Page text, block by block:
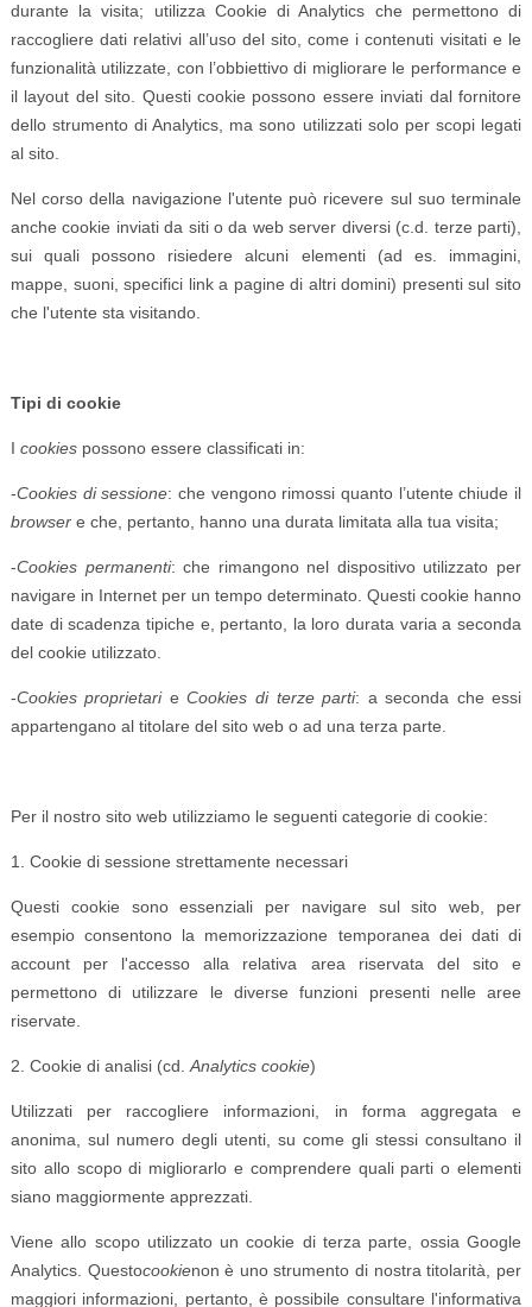
durante la visita; utilizza Cookie di Analytics che permettono di
raccogliere dati relativi all’uso del sito, come i contenuti visitati e le
funzionalità utilizzate, con l’obbiettivo di migliorare le performance e
il layout del sito. Questi cookie possono essere inviati dal fornitore
dello strumento di Analytics, ma sono utilizzati solo per scopi legati
al sito.
Nel corso della navigazione l'utente può ricevere sul suo terminale
anche cookie inviati da siti o da web server diversi (c.d. terze parti),
sui quali possono risiedere alcuni elementi (ad es. immagini,
mappe, suoni, specifici link a pagine di altri domini) presenti sul sito
che l'utente sta visitando.
Tipi di cookie
I cookies possono essere classificati in:
-Cookies di sessione: che vengono rimossi quanto l’utente chiude il
browsere che, pertanto, hanno una durata limitata alla tua visita;
-Cookies permanenti: che rimangono nel dispositivo utilizzato per
navigare in Internet per un tempo determinato. Questi cookie hanno
date di scadenza tipiche e, pertanto, la loro durata varia a seconda
del cookie utilizzato.
-Cookies proprietarieCookies di terze parti: a seconda che essi
appartengano al titolare del sito web o ad una terza parte.
Per il nostro sito web utilizziamo le seguenti categorie di cookie:
1. Cookie di sessione strettamente necessari
Questi cookie sono essenziali per navigare sul sito web, per
esempio consentono la memorizzazione temporanea dei dati di
account per l'accesso alla relativa area riservata del sito e
permettono di utilizzare le diverse funzioni presenti nelle aree
riservate.
2. Cookie di analisi (cd. Analytics cookie)
Utilizzati per raccogliere informazioni, in forma aggregata e
anonima, sul numero degli utenti, su come gli stessi consultano il
sito allo scopo di migliorarlo e comprendere quali parti o elementi
siano maggiormente apprezzati.
Viene allo scopo utilizzato un cookie di terza parte, ossia Google
Analytics. Questocookienon è uno strumento di nostra titolarità, per
maggiori informazioni, pertanto, è possibile consultare l'informativa